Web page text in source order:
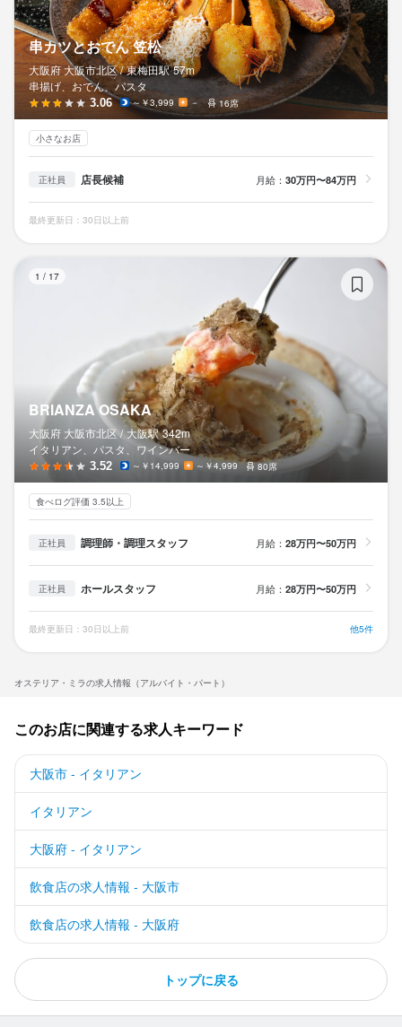
オステリア・ミラの求人情報（アルバイト・パート）
串カツとおでん 笠松
大阪府 大阪市北区 / 東梅田駅 57m
串揚げ、おでん、パスタ
3.06 ～￥3,999 － 16席
小さなお店
正社員 店長候補 月給： 30万円〜84万円
最終更新日：30日以上前
1 / 17
BRIANZA OSAKA
大阪府 大阪市北区 / 大阪駅 342m
イタリアン、パスタ、ワインバー
3.52 ～￥14,999 ～￥4,999 80席
食べログ評価 3.5以上
正社員 調理師・調理スタッフ 月給： 28万円〜50万円
正社員 ホールスタッフ 月給： 28万円〜50万円
最終更新日：30日以上前 他5件
このお店に関連する求人キーワード
大阪市 - イタリアン
イタリアン
大阪府 - イタリアン
飲食店の求人情報 - 大阪市
飲食店の求人情報 - 大阪府
トップに戻る